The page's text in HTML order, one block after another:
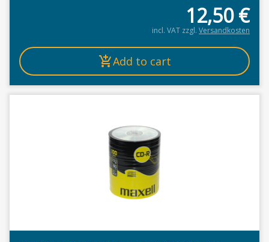
12,50€
incl. VAT zzgl. Versandkosten
Add to cart